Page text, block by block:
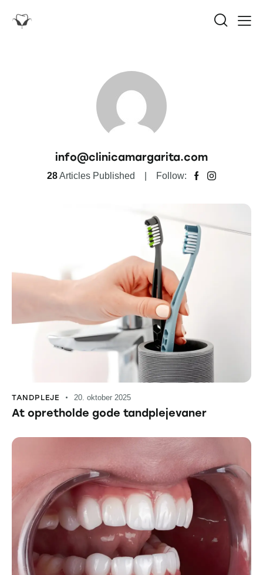
info@clinicamargarita.com
28Articles Published Follow:
TANDPLEJE 20. oktober 2025
At opretholde gode tandplejevaner